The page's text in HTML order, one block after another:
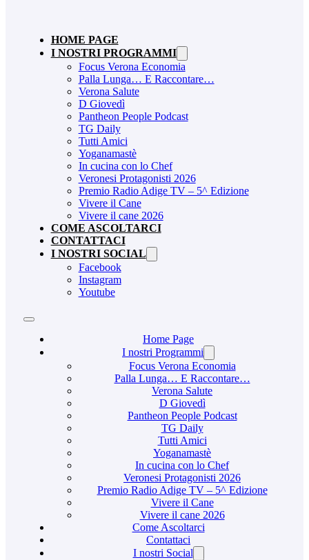
HOME PAGE
I NOSTRI PROGRAMMI
Focus Verona Economia
Palla Lunga… E Raccontare…
Verona Salute
D Giovedì
Pantheon People Podcast
TG Daily
Tutti Amici
Yoganamastè
In cucina con lo Chef
Veronesi Protagonisti 2026
Premio Radio Adige TV – 5^ Edizione
Vivere il Cane
Vivere il cane 2026
COME ASCOLTARCI
CONTATTACI
I NOSTRI SOCIAL
Facebook
Instagram
Youtube
Home Page
I nostri Programmi
Focus Verona Economia
Palla Lunga… E Raccontare…
Verona Salute
D Giovedì
Pantheon People Podcast
TG Daily
Tutti Amici
Yoganamastè
In cucina con lo Chef
Veronesi Protagonisti 2026
Premio Radio Adige TV – 5^ Edizione
Vivere il Cane
Vivere il cane 2026
Come Ascoltarci
Contattaci
I nostri Social